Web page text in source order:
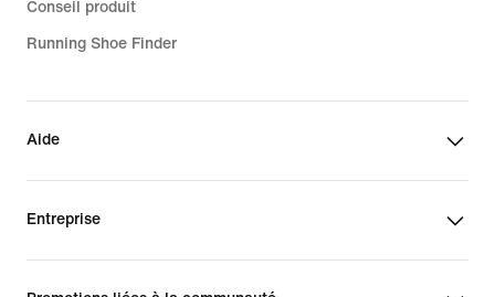
Conseil produit
Running Shoe Finder
Aide
Entreprise